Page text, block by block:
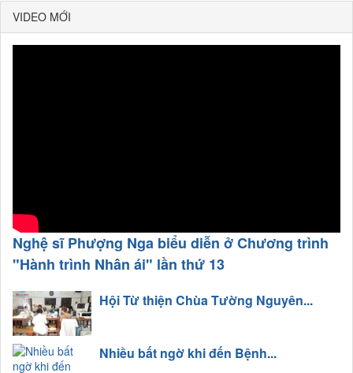
VIDEO MỚI
Nghệ sĩ Phượng Nga biểu diễn ở Chương trình
"Hành trình Nhân ái" lần thứ 13
Hội Từ thiện Chùa Tường Nguyên...
Nhiều bất ngờ khi đến Bệnh...